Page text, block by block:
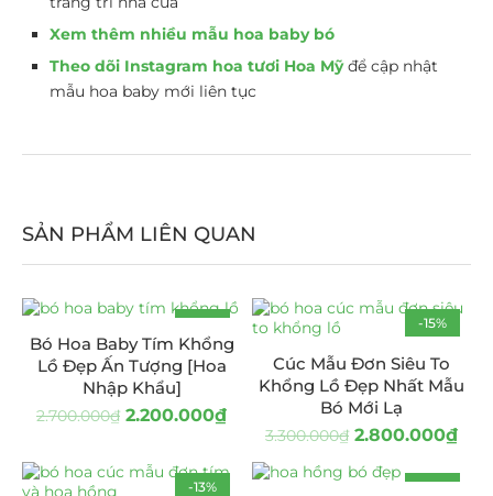
Xem thêm nhiều mẫu hoa baby bó
Theo dõi Instagram hoa tươi Hoa Mỹđể cập nhật
mẫu hoa baby mới liên tục
SẢN PHẨM LIÊN QUAN
-19%
Bó Hoa Baby Tím Khổng
Lồ Đẹp Ấn Tượng [Hoa
Nhập Khẩu]
2.700.000₫ 2.200.000₫
-15%
Cúc Mẫu Đơn Siêu To
Khổng Lồ Đẹp Nhất Mẫu
Bó Mới Lạ
3.300.000₫ 2.800.000₫
-13% -8%